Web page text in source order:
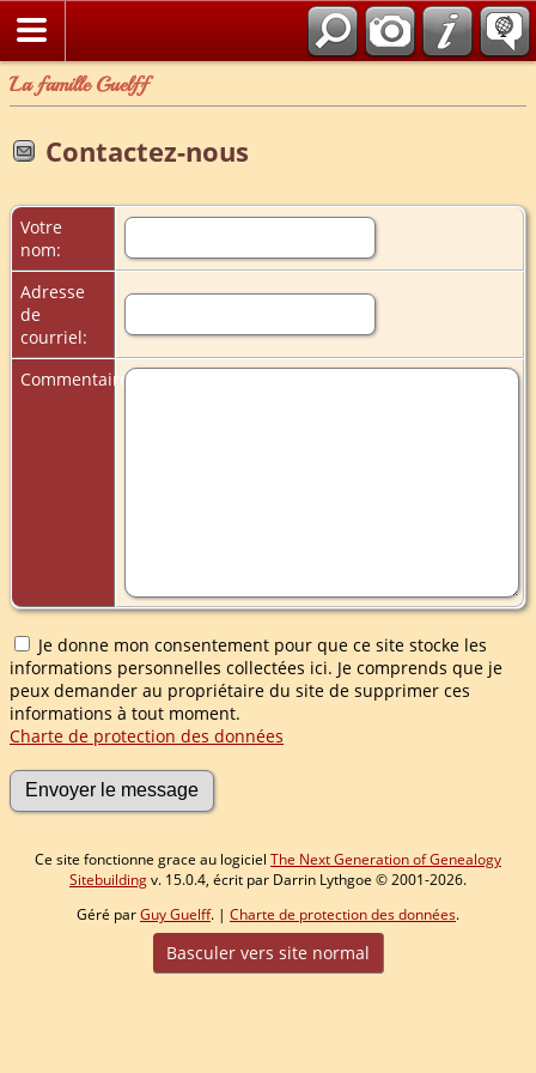
La famille Guelff
Contactez-nous
Votre
nom:
Adresse
de
courriel:
Commentaires:
Je donne mon consentement pour que ce site stocke les
informations personnelles collectées ici. Je comprends que je
peux demander au propriétaire du site de supprimer ces
informations à tout moment.
Charte de protection des données
Ce site fonctionne grace au logiciel The Next Generation of Genealogy
Sitebuildingv. 15.0.4, écrit par Darrin Lythgoe © 2001-2026.
Géré parGuy Guelff. | Charte de protection des données.
Basculer vers site normal